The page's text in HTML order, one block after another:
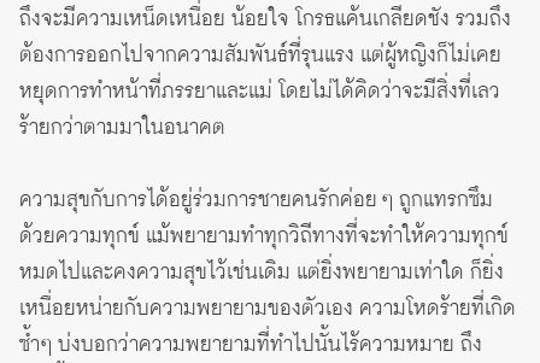
ถึงจะมีความเหน็ดเหนื่อย น้อยใจ โกรธแค้นเกลียดชัง รวมถึง
ต้องการออกไปจากความสัมพันธ์ที่รุนแรง แต่ผู้หญิงก็ไม่เคย
หยุดการทำหน้าที่ภรรยาและแม่ โดยไม่ได้คิดว่าจะมีสิ่งที่เลว
ร้ายกว่าตามมาในอนาคต
ความสุขกับการได้อยู่ร่วมการชายคนรักค่อย ๆ ถูกแทรกซึม
ด้วยความทุกข์ แม้พยายามทำทุกวิถีทางที่จะทำให้ความทุกข์
หมดไปและคงความสุขไว้เช่นเดิม แต่ยิ่งพยายามเท่าใด ก็ยิ่ง
เหนื่อยหน่ายกับความพยายามของตัวเอง ความโหดร้ายที่เกิด
ซ้ำๆ บ่งบอกว่าความพยายามที่ทำไปนั้นไร้ความหมาย ถึง